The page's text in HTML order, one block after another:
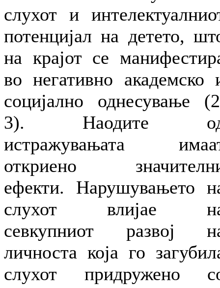
слухот и
потенцијал на детето,
на крајот се
во негативно академско
социјално однесување
3). Наодите
истражувањата
откриено
ефекти. Нарушувањето
слухот влијае
севкупниот развој
личноста која го
слухот придружено